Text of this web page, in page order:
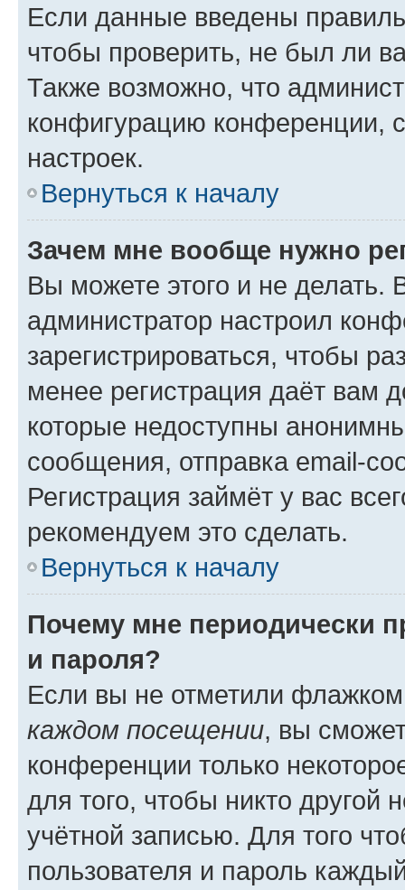
Если данные введены
чтобы проверить, не был ли
Также возможно, что
конфигурацию конференции,
настроек.
Вернуться к началу
Зачем мне вообще нужно
Вы можете этого и не делать.
администратор настроил
зарегистрироваться, чтобы
менее регистрация даёт вам
которые недоступны
сообщения, отправка email-
Регистрация займёт у вас
рекомендуем это сделать.
Вернуться к началу
Почему мне периодически
и пароля?
Если вы не отметили
каждом посещении, вы
конференции только
для того, чтобы никто другой
учётной записью. Для того
пользователя и пароль